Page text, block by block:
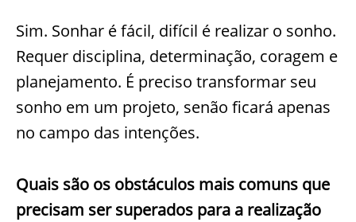
Sim. Sonhar é fácil, difícil é realizar o sonho.
Requer disciplina, determinação, coragem e
planejamento. É preciso transformar seu
sonho em um projeto, senão ficará apenas
no campo das intenções.
Quais são os obstáculos mais comuns que
precisam ser superados para a realização